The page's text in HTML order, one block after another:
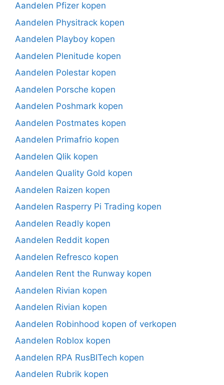
Aandelen Pfizer kopen
Aandelen Physitrack kopen
Aandelen Playboy kopen
Aandelen Plenitude kopen
Aandelen Polestar kopen
Aandelen Porsche kopen
Aandelen Poshmark kopen
Aandelen Postmates kopen
Aandelen Primafrio kopen
Aandelen Qlik kopen
Aandelen Quality Gold kopen
Aandelen Raizen kopen
Aandelen Rasperry Pi Trading kopen
Aandelen Readly kopen
Aandelen Reddit kopen
Aandelen Refresco kopen
Aandelen Rent the Runway kopen
Aandelen Rivian kopen
Aandelen Rivian kopen
Aandelen Robinhood kopen of verkopen
Aandelen Roblox kopen
Aandelen RPA RusBITech kopen
Aandelen Rubrik kopen